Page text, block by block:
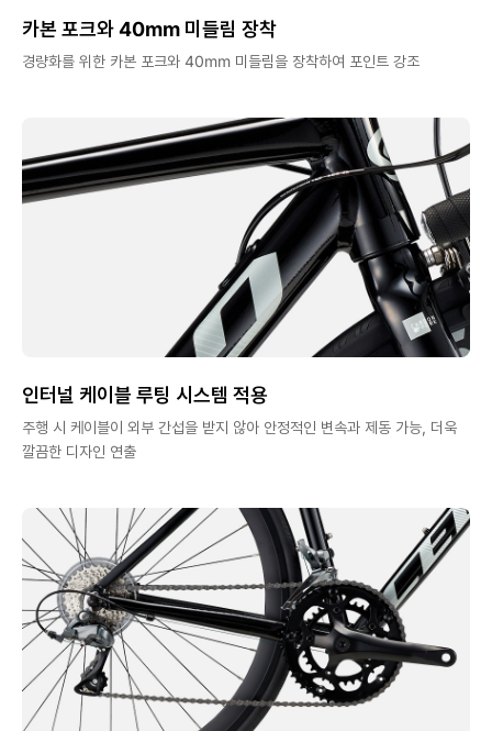
카본 포크와 40mm 미들림 장착
경량화를 위한 카본 포크와 40mm 미들림을 장착하여 포인트 강조
인터널 케이블 루팅 시스템 적용
주행 시 케이블이 외부 간섭을 받지 않아 안정적인 변속과 제동 가능, 더욱
깔끔한 디자인 연출